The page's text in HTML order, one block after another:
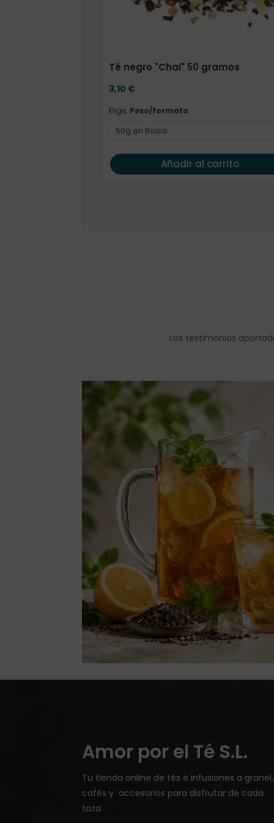
Té negro "Chai" 50 gramos
3,10 €
Elige: Peso/formato
Añadir al carrito
Los testimonios
Amor por el Té S.L.
Tu tienda online de tés e infusiones a granel,
cafés y accesorios para disfrutar de cada
taza